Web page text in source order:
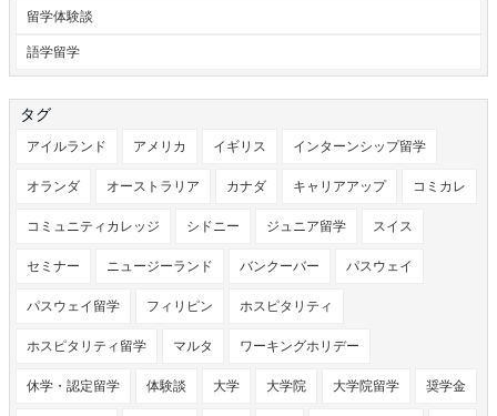
留学体験談
語学留学
タグ
アイルランド アメリカ イギリス インターンシップ留学
オランダ オーストラリア カナダ キャリアアップ コミカレ
コミュニティカレッジ シドニー ジュニア留学 スイス
セミナー ニュージーランド バンクーバー パスウェイ
パスウェイ留学 フィリピン ホスピタリティ
ホスピタリティ留学 マルタ ワーキングホリデー
休学・認定留学 体験談 大学 大学院 大学院留学 奨学金